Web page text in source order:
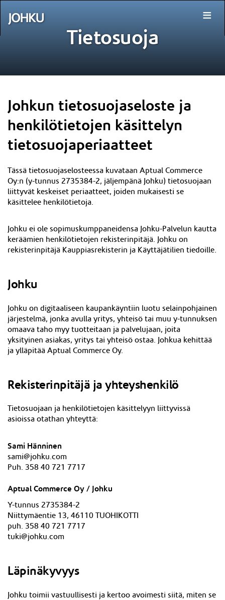
≡
Tietosuoja
Johkun tietosuojaseloste ja
henkilötietojen käsittelyn
tietosuojaperiaatteet
Tässä tietosuojaselosteessa kuvataan Aptual Commerce
Oy:n (y-tunnus 2735384-2, jäljempänä Johku) tietosuojaan
liittyvät keskeiset periaatteet, joiden mukaisesti se
käsittelee henkilötietoja.
Johku ei ole sopimuskumppaneidensa Johku-Palvelun kautta
keräämien henkilötietojen rekisterinpitäjä. Johku on
rekisterinpitäjä Kauppiasrekisterin ja Käyttäjätilien tiedoille.
Johku
Johku on digitaaliseen kaupankäyntiin luotu selainpohjainen
järjestelmä, jonka avulla yritys, yhteisö tai muu y-tunnuksen
omaava taho myy tuotteitaan ja palvelujaan, joita
yksityinen asiakas, yritys tai yhteisö ostaa. Johkua kehittää
ja ylläpitää Aptual Commerce Oy.
Rekisterinpitäjä ja yhteyshenkilö
Tietosuojaan ja henkilötietojen käsittelyyn liittyvissä
asioissa otathan yhteyttä:
Sami Hänninen
sami@johku.com
Puh. 358 40 721 7717
Aptual Commerce Oy / Johku
Y-tunnus 2735384-2
Niittymäentie 13, 46110 TUOHIKOTTI
puh. 358 40 721 7717
tuki@johku.com
Läpinäkyvyys
Johku toimii vastuullisesti ja kertoo avoimesti siitä, miten se